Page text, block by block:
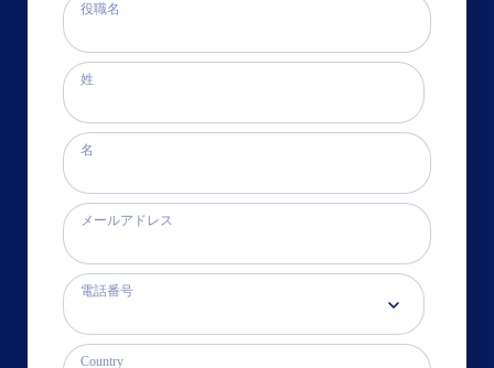
役職名
姓
名
メールアドレス
電話番号
Country